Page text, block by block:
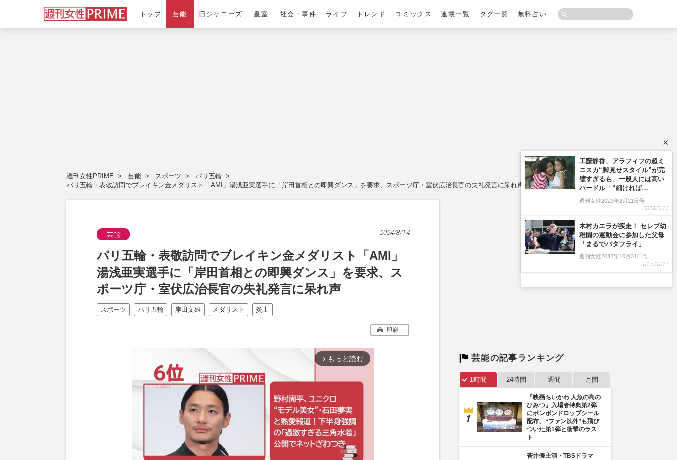
トップ 芸能 旧ジャニーズ 皇室 社会・事件 ライフ トレンド コミックス 連載一覧 タグ一覧 無料占い
週刊女性PRIME 芸能 スポーツ
パリ五輪
パリ五輪・表敬訪問でブレイキン金メダリスト「AMI」湯浅亜実選手に「岸田首相との即興ダンス」を要求、スポーツ庁・室伏広治長官の失礼発言に呆れ声
芸能 2024/8/14
パリ五輪・表敬訪問でブレイキン金メダリスト「AMI」
湯浅亜実選手に「岸田首相との即興ダンス」を要求、ス
ポーツ庁・室伏広治長官の失礼発言に呆れ声
スポーツ パリ五輪 岸田文雄 メダリスト 炎上
印刷
arrow_forward_ios もっと読む 芸能の記事ランキング
1時間 24時間 週間 月間
『映画ちいかわ 人魚の島の
ひみつ』入場者特典第2弾
にボンボンドロップシール
配布、“ファン以外”も飛び
ついた第1弾と衝撃のラス
ト
蒼井優主演・TBSドラマ
×